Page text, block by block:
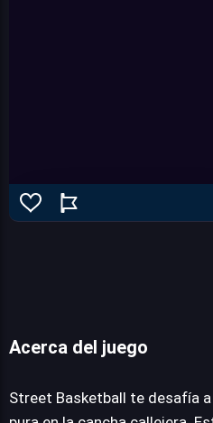
Acerca del juego
Street Basketball te desafía